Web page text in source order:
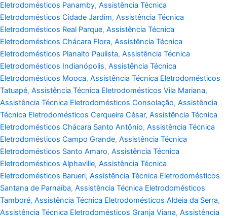
Eletrodomésticos Panamby, Assistência Técnica
Eletrodomésticos Cidade Jardim, Assistência Técnica
Eletrodomésticos Real Parque, Assistência Técnica
Eletrodomésticos Chácara Flora, Assistência Técnica
Eletrodomésticos Planalto Paulista, Assistência Técnica
Eletrodomésticos Indianópolis, Assistência Técnica
Eletrodomésticos Mooca, Assistência Técnica Eletrodomésticos
Tatuapé, Assistência Técnica Eletrodomésticos Vila Mariana,
Assistência Técnica Eletrodomésticos Consolação, Assistência
Técnica Eletrodomésticos Cerqueira César, Assistência Técnica
Eletrodomésticos Chácara Santo Antônio, Assistência Técnica
Eletrodomésticos Campo Grande, Assistência Técnica
Eletrodomésticos Santo Amaro, Assistência Técnica
Eletrodomésticos Alphaville, Assistência Técnica
Eletrodomésticos Barueri, Assistência Técnica Eletrodomésticos
Santana de Parnaíba, Assistência Técnica Eletrodomésticos
Tamboré, Assistência Técnica Eletrodomésticos Aldeia da Serra,
Assistência Técnica Eletrodomésticos Granja Viana, Assistência